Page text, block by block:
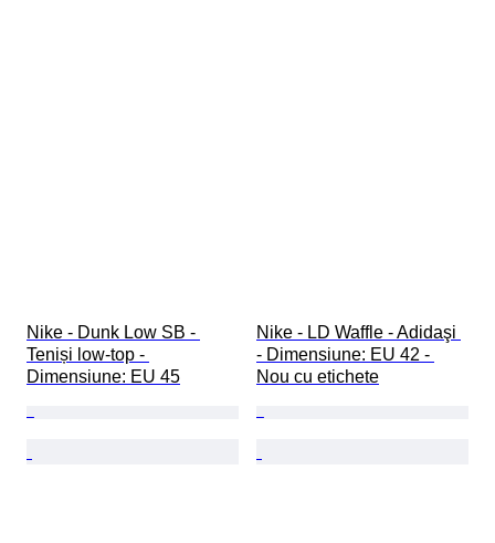
Nike - Dunk Low SB -
Teniși low-top -
Dimensiune: EU 45
Nike - LD Waffle - Adidaşi
- Dimensiune: EU 42 -
Nou cu etichete